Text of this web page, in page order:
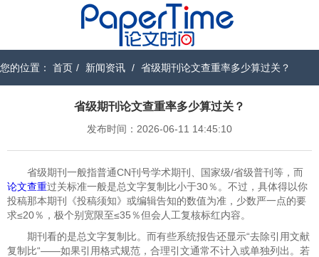
您的位置： 首页 / 新闻资讯 / 省级期刊论文查重率多少算过关？
省级期刊论文查重率多少算过关？
发布时间：2026-06-11 14:45:10
省级期刊一般指普通CN刊号学术期刊、国家级/省级普刊等，而
论文查重过关标准一般是总文字复制比小于30％。不过，具体得以你
投稿那本期刊《投稿须知》或编辑告知的数值为准，少数严一点的要
求≤20％，极个别宽限至≤35％但会人工复核标红内容。
期刊看的是总文字复制比。而有些系统报告还显示“去除引用文献
复制比“——如果引用格式规范，合理引文通常不计入或单独列出。若